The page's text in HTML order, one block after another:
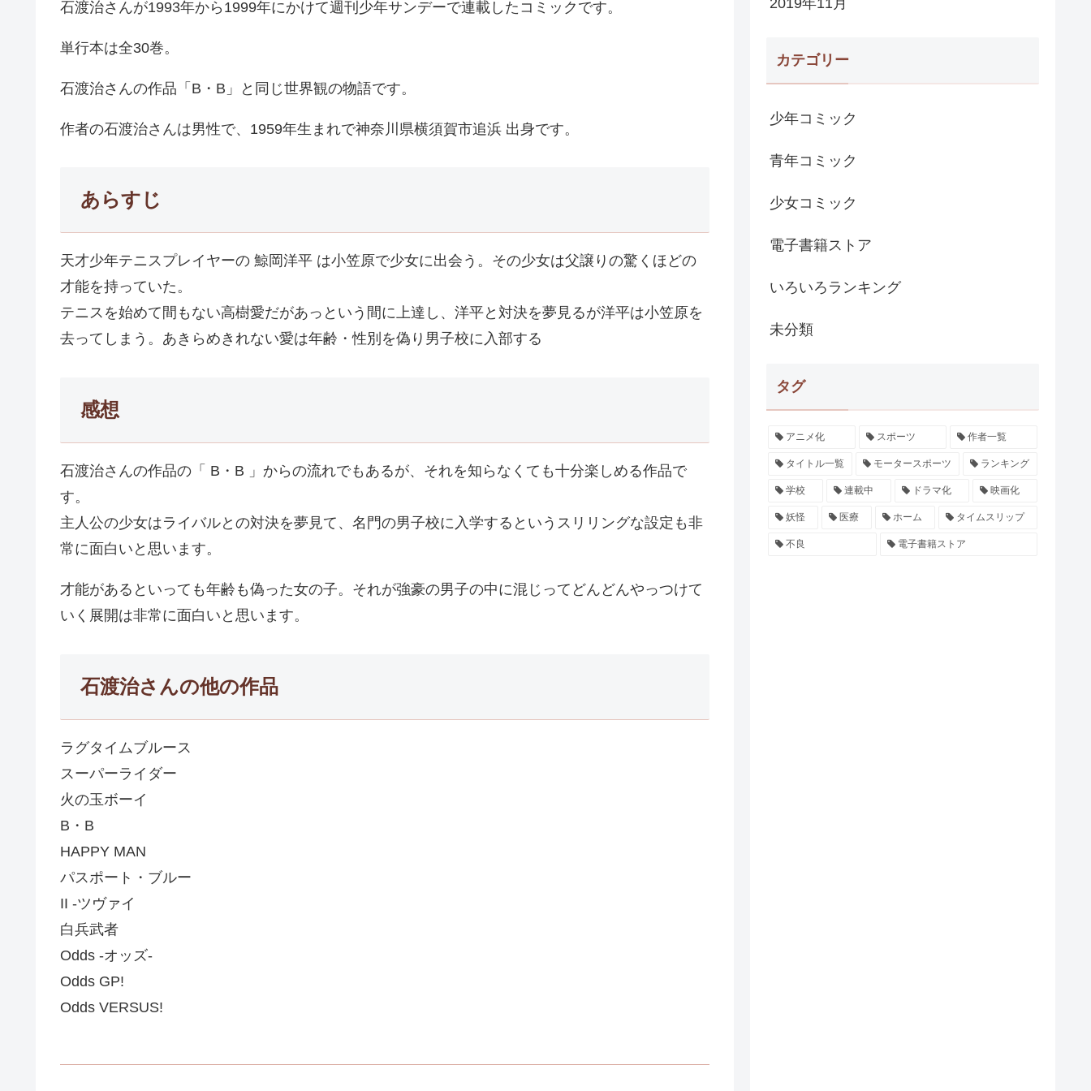
石渡治さんが1993年から1999年にかけて週刊少年サンデーで連載したコミックです。
単行本は全30巻。
石渡治さんの作品「B・B」と同じ世界観の物語です。
作者の石渡治さんは男性で、1959年生まれで神奈川県横須賀市追浜 出身です。
あらすじ
天才少年テニスプレイヤーの 鯨岡洋平 は小笠原で少女に出会う。その少女は父譲りの驚くほどの
才能を持っていた。
テニスを始めて間もない高樹愛だがあっという間に上達し、洋平と対決を夢見るが洋平は小笠原を
去ってしまう。あきらめきれない愛は年齢・性別を偽り男子校に入部する
感想
石渡治さんの作品の「 B・B 」からの流れでもあるが、それを知らなくても十分楽しめる作品で
す。
主人公の少女はライバルとの対決を夢見て、名門の男子校に入学するというスリリングな設定も非
常に面白いと思います。
才能があるといっても年齢も偽った女の子。それが強豪の男子の中に混じってどんどんやっつけて
いく展開は非常に面白いと思います。
石渡治さんの他の作品
ラグタイムブルース
スーパーライダー
火の玉ボーイ
B・B
HAPPY MAN
パスポート・ブルー
II -ツヴァイ
白兵武者
Odds -オッズ-
Odds GP!
Odds VERSUS!
2019年11月
カテゴリー
少年コミック
青年コミック
少女コミック
電子書籍ストア
いろいろランキング
未分類
タグ
アニメ化 スポーツ 作者一覧
タイトル一覧 モータースポーツ ランキング
学校 連載中 ドラマ化 映画化
妖怪 医療 ホーム タイムスリップ
不良 電子書籍ストア